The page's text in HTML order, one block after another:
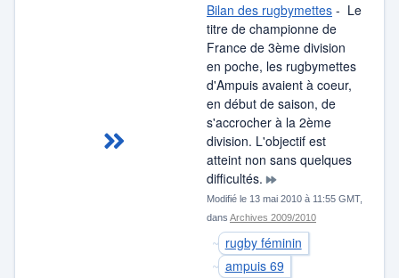
Bilan des rugbymettes - Le
titre de championne de
France de 3ème division
en poche, les rugbymettes
d'Ampuis avaient à coeur,
en début de saison, de
s'accrocher à la 2ème
division. L'objectif est
atteint non sans quelques
difficultés.
Modifié le 13 mai 2010 à 11:55 GMT,
dans Archives 2009/2010
rugby féminin
ampuis 69